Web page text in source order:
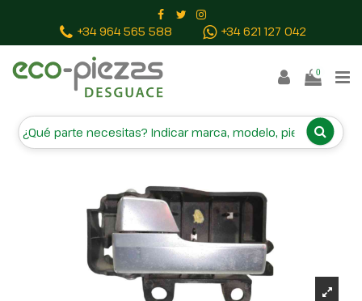
+34 964 565 588 +34 621 127 042
0
MANETA INTERIOR DELANTERA
IZQUIERDA 3M51R22601BB